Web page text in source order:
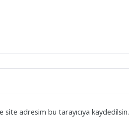
site adresim bu tarayıcıya kaydedilsin.